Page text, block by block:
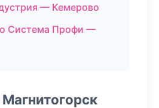
— Кемерово
Система Профи —